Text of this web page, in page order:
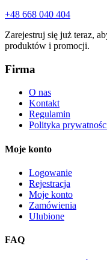
+48 668 040 404
Zarejestruj się już teraz,
produktów i promocji.
Firma
O nas
Kontakt
Regulamin
Polityka
Moje konto
Logowanie
Rejestracja
Moje konto
Zamówienia
Ulubione
FAQ